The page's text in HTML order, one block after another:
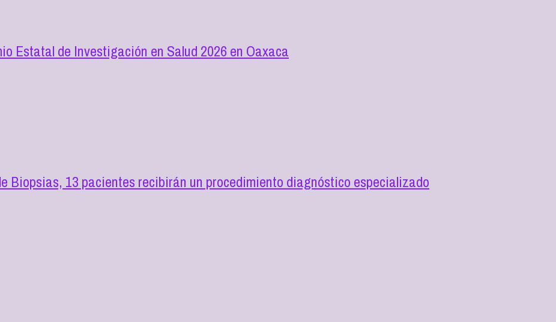
Estatal de Investigación en Salud 2026 en Oaxaca
Biopsias, 13 pacientes recibirán un procedimiento diagnóstico especializado